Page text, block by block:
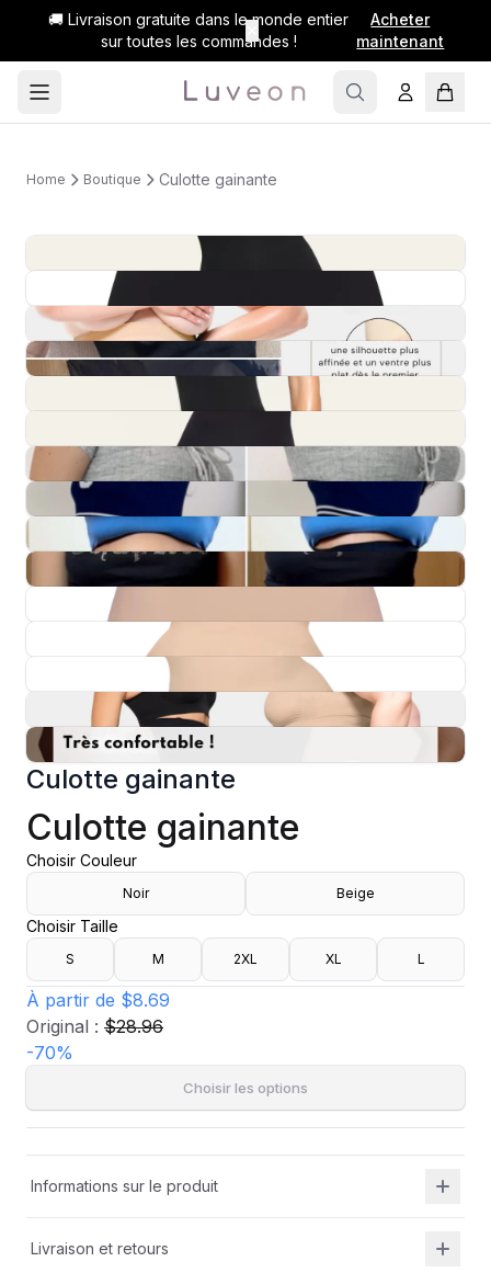
🚚 Livraison gratuite dans le monde entier
sur toutes les commandes !
Acheter
maintenant
Home Boutique Culotte gainante
Culotte gainante
Culotte gainante
Choisir Couleur
Noir Beige
Choisir Taille
S M 2XL XL L
À partir de $8.69
Original : $28.96
-70%
Choisir les options
Informations sur le produit
Livraison et retours